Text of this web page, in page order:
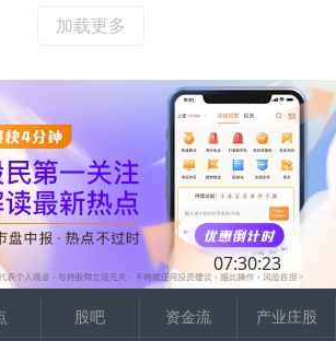
加载更多
07:30:23
股吧 资金流 产业庄股